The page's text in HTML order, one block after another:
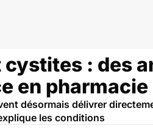
cystites : des
en pharmacie
désormais délivrer
les conditions